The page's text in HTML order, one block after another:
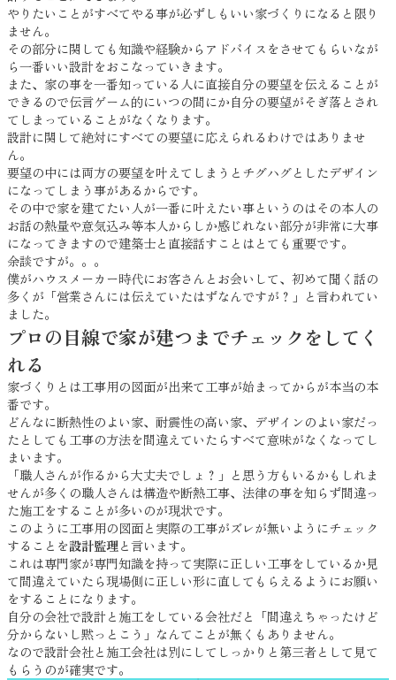
やりたいことがすべてやる事が必ずしもいい家づくりになると限り
ません。
その部分に関しても知識や経験からアドバイスをさせてもらいなが
ら一番いい設計をおこなっていきます。
また、家の事を一番知っている人に直接自分の要望を伝えることが
できるので伝言ゲーム的にいつの間にか自分の要望がそぎ落とされ
てしまっていることがなくなります。
設計に関して絶対にすべての要望に応えられるわけではありませ
ん。
要望の中には両方の要望を叶えてしまうとチグハグとしたデザイン
になってしまう事があるからです。
その中で家を建てたい人が一番に叶えたい事というのはその本人の
お話の熱量や意気込み等本人からしか感じれない部分が非常に大事
になってきますので建築士と直接話すことはとても重要です。
余談ですが。。。
僕がハウスメーカー時代にお客さんとお会いして、初めて聞く話の
多くが「営業さんには伝えていたはずなんですが？」と言われてい
ました。
プロの目線で家が建つまでチェックをしてく
れる
家づくりとは工事用の図面が出来て工事が始まってからが本当の本
番です。
どんなに断熱性のよい家、耐震性の高い家、デザインのよい家だっ
たとしても工事の方法を間違えていたらすべて意味がなくなってし
まいます。
「職人さんが作るから大丈夫でしょ？」と思う方もいるかもしれま
せんが多くの職人さんは構造や断熱工事、法律の事を知らず間違っ
た施工をすることが多いのが現状です。
このように工事用の図面と実際の工事がズレが無いようにチェック
することを設計監理と言います。
これは専門家が専門知識を持って実際に正しい工事をしているか見
て間違えていたら現場側に正しい形に直してもらえるようにお願い
をすることになります。
自分の会社で設計と施工をしている会社だと「間違えちゃったけど
分からないし黙っとこう」なんてことが無くもありません。
なので設計会社と施工会社は別にしてしっかりと第三者として見て
もらうのが確実です。